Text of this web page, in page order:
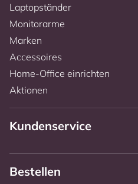
Laptopständer
Monitorarme
Marken
Accessoires
Home-Office einrichten
Aktionen
Kundenservice
Bestellen